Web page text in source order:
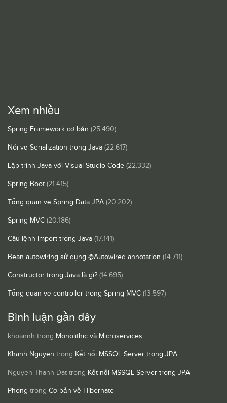
Xem nhiều
Spring Framework cơ bản (25.490)
Nói về Serialization trong Java (22.617)
Lập trình Java với Visual Studio Code (22.332)
Spring Boot (21.415)
Tổng quan về Spring Data JPA (20.202)
Spring MVC (20.186)
Câu lệnh import trong Java (17.141)
Bean autowiring sử dụng @Autowired annotation (14.711)
Constructor trong Java là gì? (14.695)
Tổng quan về controller trong Spring MVC (13.597)
Bình luận gần đây
khoannh trong Monolithic và Microservices
Khanh Nguyen trong Kết nối MSSQL Server trong JPA
Nguyen Thanh Dat trong Kết nối MSSQL Server trong JPA
Phong trong Cơ bản về Hibernate